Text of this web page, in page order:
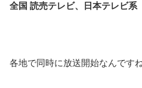
全国 読売テレビ、日本テレビ
各地で同時に放送開始なんですね